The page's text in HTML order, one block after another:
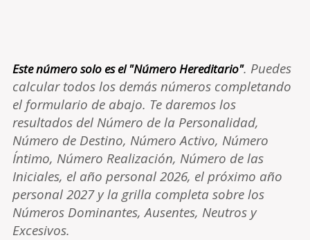
Este número solo es el "Número Hereditario". Puedes
calcular todos los demás números completando
el formulario de abajo. Te daremos los
resultados del Número de la Personalidad,
Número de Destino, Número Activo, Número
Íntimo, Número Realización, Número de las
Iniciales, el año personal 2026, el próximo año
personal 2027 y la grilla completa sobre los
Números Dominantes, Ausentes, Neutros y
Excesivos.